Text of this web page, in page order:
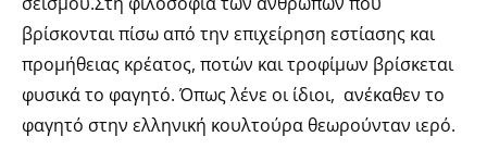
βρίσκονται πίσω από την επιχείρηση εστίασης και
προμήθειας κρέατος, ποτών και τροφίμων βρίσκεται
φυσικά το φαγητό. Όπως λένε οι ίδιοι, ανέκαθεν το
φαγητό στην ελληνική κουλτούρα θεωρούνταν ιερό.